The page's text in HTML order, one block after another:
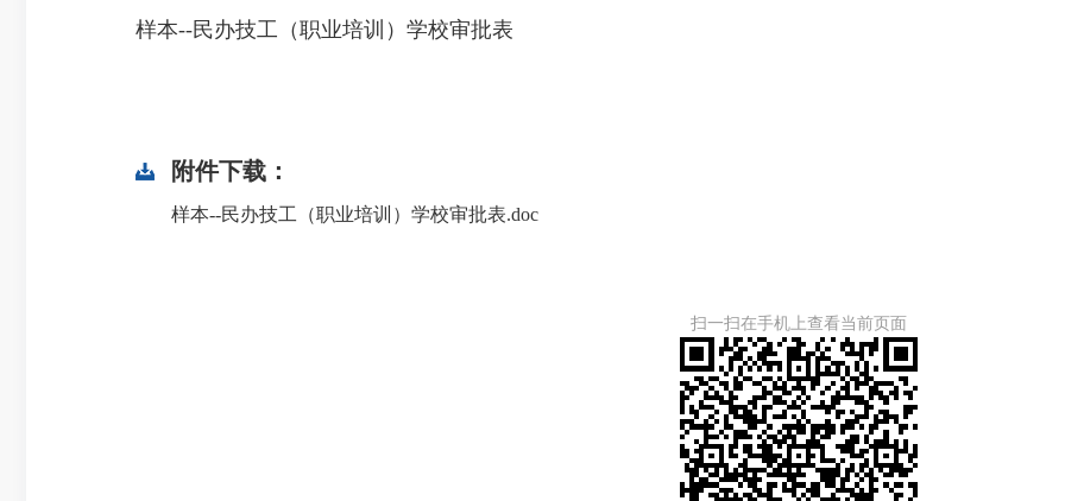
样本--民办技工（职业培训）学校审批表
附件下载：
样本--民办技工（职业培训）学校审批表.doc
扫一扫在手机上查看当前页面